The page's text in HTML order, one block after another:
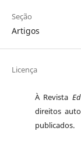
Seção
Artigos
Licença
À Revista
direitos
publicados.